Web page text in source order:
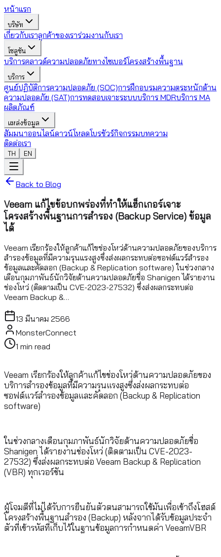
หน้าแรก
บริษัท
เกี่ยวกับเราลูกค้าของเราร่วมงานกับเรา
โซลูชัน
บริการคลาวด์ความปลอดภัยทางไซเบอร์โครงสร้างพื้นฐาน
บริการ
ศูนย์ปฏิบัติการความปลอดภัย (SOC)การฝึกอบรมความตระหนักด้าน
ความปลอดภัย (SAT)การทดสอบเจาะระบบบริการ MDRบริการ MA
ผลิตภัณฑ์
แหล่งข้อมูล
สัมมนาออนไลน์ดาวน์โหลดโบรชัวร์กิจกรรมบทความ
ติดต่อเรา
TH EN
Back to Blog
Veeam แก้ไขข้อบกพร่องที่ทำให้แฮ็กเกอร์เจาะ
โครงสร้างพื้นฐานการสำรอง (Backup Service) ข้อมูล
ได้
Veeam เรียกร้องให้ลูกค้าแก้ไขช่องโหว่ด้านความปลอดภัยของบริการ
สำรองข้อมูลที่มีความรุนแรงสูงซึ่งส่งผลกระทบต่อซอฟต์แวร์สำรอง
ข้อมูลและคัดลอก (Backup & Replication software) ในช่วงกลาง
เดือนกุมภาพันธ์นักวิจัยด้านความปลอดภัยชื่อ Shanigen ได้รายงาน
ช่องโหว่ (ติดตามเป็น CVE-2023-27532) ซึ่งส่งผลกระทบต่อ
Veeam Backup &…
13 มีนาคม 2566
MonsterConnect
1 min read
Veeam เรียกร้องให้ลูกค้าแก้ไขช่องโหว่ด้านความปลอดภัยของ
บริการสำรองข้อมูลที่มีความรุนแรงสูงซึ่งส่งผลกระทบต่อ
ซอฟต์แวร์สำรองข้อมูลและคัดลอก (Backup & Replication
software)
ในช่วงกลางเดือนกุมภาพันธ์นักวิจัยด้านความปลอดภัยชื่อ
Shanigen ได้รายงานช่องโหว่ (ติดตามเป็น CVE-2023-
27532) ซึ่งส่งผลกระทบต่อ Veeam Backup & Replication
(VBR) ทุกเวอร์ชัน
ผู้โจมตีที่ไม่ได้รับการยืนยันตัวตนสามารถใช้มันเพื่อเข้าถึงโฮสต์
โครงสร้างพื้นฐานสำรอง (Backup) หลังจากได้รับข้อมูลประจำ
ตัวที่เข้ารหัสที่เก็บไว้ในฐานข้อมูลการกำหนดค่า VeeamVBR